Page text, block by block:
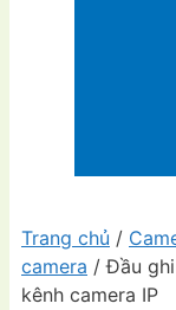
Trang chủ /
camera / Đầu ghi
kênh camera IP